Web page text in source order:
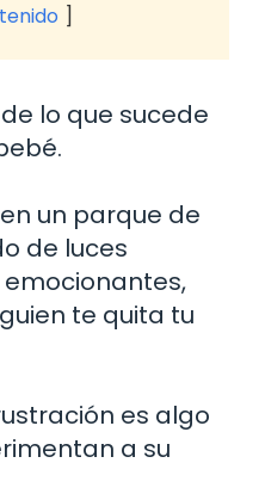
lo que sucede
un parque de
de luces
te quita tu
es algo
a su